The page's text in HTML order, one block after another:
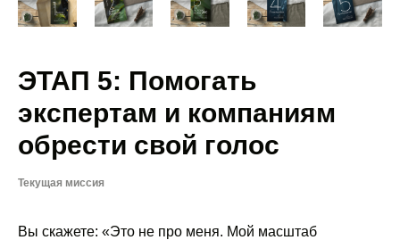
ЭТАП 5: Помогать
экспертам и компаниям
обрести свой голос
Текущая миссия
Вы скажете: «Это не про меня. Мой масштаб